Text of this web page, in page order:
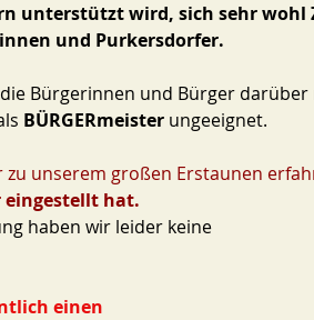
unterstützt wird, sich sehr wohl
und Purkersdorfer.
Bürgerinnen und Bürger
BÜRGERmeister ungeeignet.
unserem großen Erstaunen
eingestellt hat.
haben wir leider keine
einen